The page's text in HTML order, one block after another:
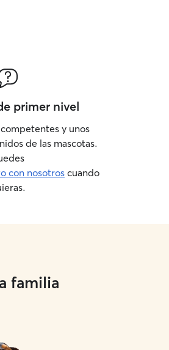
primer nivel
y unos
de las mascotas.
con nosotros cuando
familia